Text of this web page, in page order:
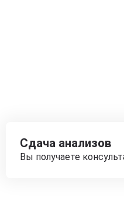
Сдача анализов
Вы получаете